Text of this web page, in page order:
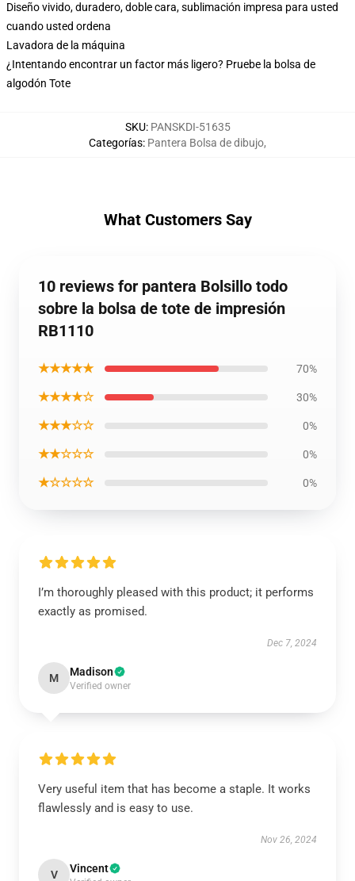
Diseño vivido, duradero, doble cara, sublimación impresa para usted
cuando usted ordena
Lavadora de la máquina
¿Intentando encontrar un factor más ligero? Pruebe la bolsa de
algodón Tote
SKU: PANSKDI-51635
Categorías: Pantera Bolsa de dibujo,
What Customers Say
10 reviews for pantera Bolsillo todo
sobre la bolsa de tote de impresión
RB1110
★★★★★ 70%
★★★★☆ 30%
★★★☆☆ 0%
★★☆☆☆ 0%
★☆☆☆☆ 0%
I’m thoroughly pleased with this product; it performs
exactly as promised.
Dec 7, 2024
M Madison
Verified owner
Very useful item that has become a staple. It works
flawlessly and is easy to use.
Nov 26, 2024
V Vincent